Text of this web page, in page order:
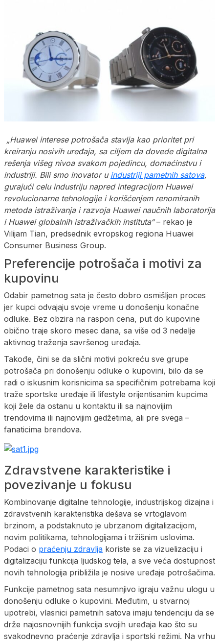
„Huawei interese potrošača stavlja kao prioritet pri
kreiranju nosivih uređaja, sa ciljem da dovede digitalna
rešenja višeg nivoa svakom pojedincu, domaćinstvu i
industriji. Bili smo inovator u industriji pametnih satova,
gurajući celu industriju napred integracijom Huawei
revolucionarne tehnologije i korišćenjem renomiranih
metoda istraživanja i razvoja Huawei naučnih laboratorija
i Huawei globalnih istraživačkih instituta“– rekao je
Vilijam Tian, predsednik evropskog regiona Huawei
Consumer Business Group.
Preferencije potrošača i motivi za
kupovinu
Odabir pametnog sata je često dobro osmišljen proces
jer kupci odvajaju svoje vreme u donošenju konačne
odluke. Bez obzira na raspon cena, put do kupovine
obično traje skoro mesec dana, sa više od 3 nedelje
aktivnog traženja savršenog uređaja.
Takođe, čini se da slični motivi pokreću sve grupe
potrošača pri donošenju odluke o kupovini, bilo da se
radi o iskusnim korisnicima sa specifičnim potrebama koji
traže sportske uređaje ili lifestyle orijentisanim kupcima
koji žele da ostanu u kontaktu ili sa najnovijim
trendovima ili najnovijim gedžetima, ali pre svega –
fanaticima brendova.
Zdravstvene karakteristike i
povezivanje u fokusu
Kombinovanje digitalne tehnologije, industrijskog dizajna i
zdravstvenih karakteristika dešava se vrtoglavom
brzinom, a podstaknuto je ubrzanom digitalizacijom,
novim politikama, tehnologijama i tržišnim uslovima.
Podaci o praćenju zdravlja koriste se za vizuelizaciju i
digitalizaciju funkcija ljudskog tela, a sve veća dostupnost
novih tehnologija približila je nosive uređaje potrošačima.
Funkcije pametnog sata nesumnjivo igraju važnu ulogu u
donošenju odluke o kupovini. Međutim, u stvarnoj
upotrebi, vlasnici pametnih satova imaju tendenciju da se
drže najosnovnijih funkcija svojih uređaja kao što su
svakodnevno praćenje zdravlja i sportski režimi. Na vrhu